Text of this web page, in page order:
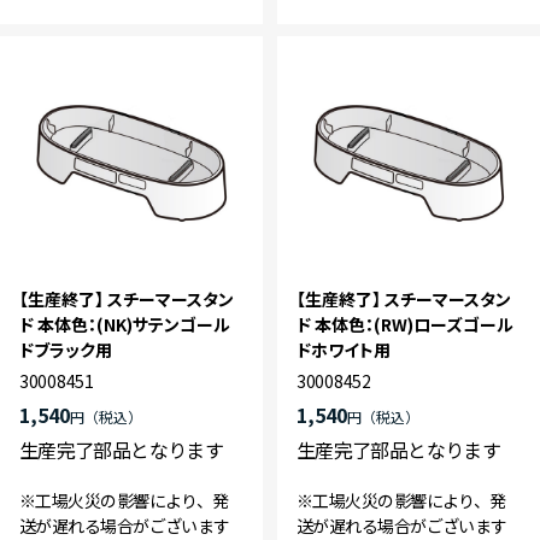
【生産終了】 スチーマースタン
ド 本体色：(NK)サテンゴール
ドブラック用
30008451
1,540円
生産完了部品となります
※工場火災の影響により、発
送が遅れる場合がございます
【生産終了】 スチーマースタン
ド 本体色：(RW)ローズゴール
ドホワイト用
30008452
1,540円
生産完了部品となります
※工場火災の影響により、発
送が遅れる場合がございます